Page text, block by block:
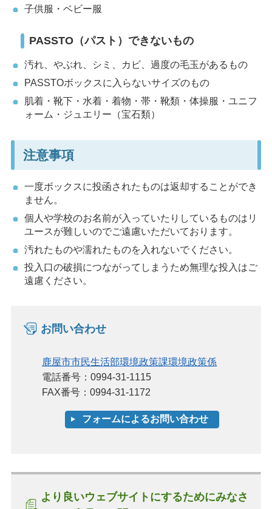
子供服・ベビー服
PASSTO（パスト）できないもの
汚れ、やぶれ、シミ、カビ、過度の毛玉があるもの
PASSTOボックスに入らないサイズのもの
肌着・靴下・水着・着物・帯・靴類・体操服・ユニフ
ォーム・ジュエリー（宝石類）
注意事項
一度ボックスに投函されたものは返却することができ
ません。
個人や学校のお名前が入っていたりしているものはリ
ユースが難しいのでご遠慮いただいております。
汚れたものや濡れたものを入れないでください。
投入口の破損につながってしまうため無理な投入はご
遠慮ください。
お問い合わせ
鹿屋市市民生活部環境政策課環境政策係
電話番号：0994-31-1115
FAX番号：0994-31-1172
より良いウェブサイトにするためにみなさ